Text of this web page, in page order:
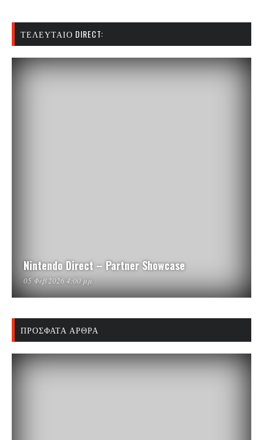
ΤΕΛΕΥΤΑΊΟ DIRECT:
Nintendo Direct – Partner Showcase
05 Φεβ 2026 4:00 μμ
ΠΡΌΣΦΑΤΑ ΆΡΘΡΑ